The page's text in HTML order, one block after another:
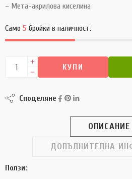
– Мета-акрилова киселина
Само 5 бройки в наличност.
КУПИ
Споделяне
ОПИСАНИЕ
ДОПЪЛНИТЕЛНА
Ползи: